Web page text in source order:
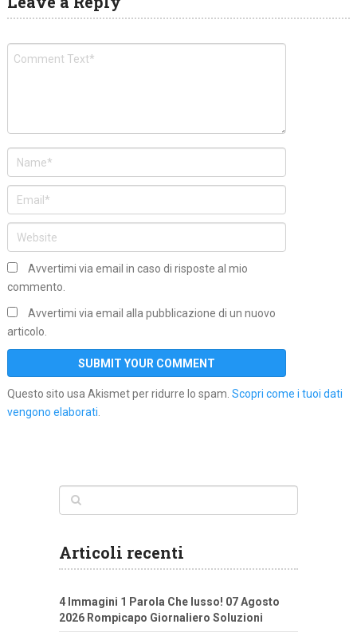
Avvertimi via email in caso di risposte al mio
commento.
Avvertimi via email alla pubblicazione di un nuovo
articolo.
Questo sito usa Akismet per ridurre lo spam. Scopri come i tuoi dati
vengono elaborati.
Articoli recenti
4 Immagini 1 Parola Che lusso! 07 Agosto
2026 Rompicapo Giornaliero Soluzioni